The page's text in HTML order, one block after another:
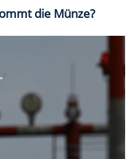
die Münze?